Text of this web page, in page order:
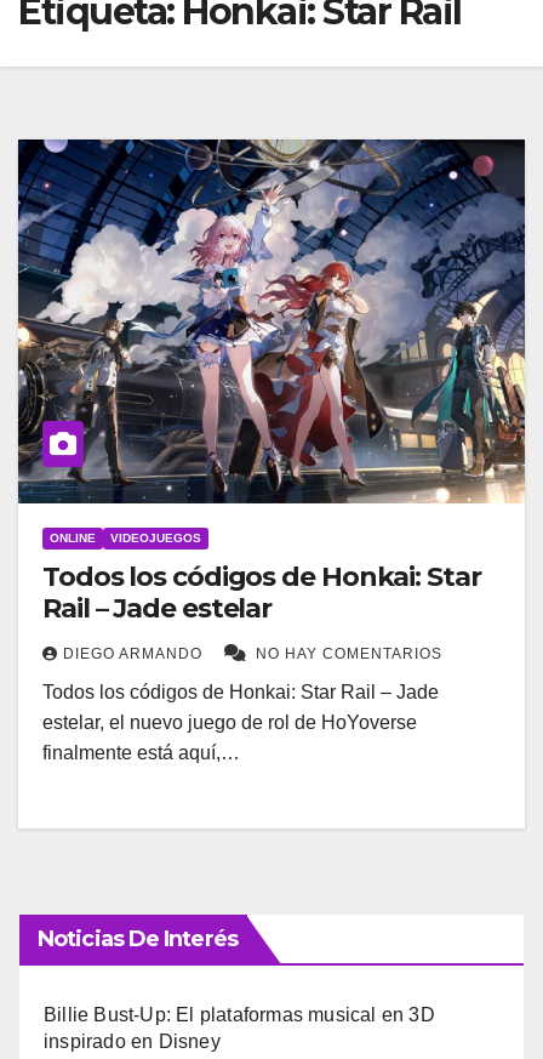
Etiqueta: Honkai: Star Rail
ONLINE VIDEOJUEGOS
Todos los códigos de Honkai: Star
Rail – Jade estelar
DIEGO ARMANDO NO HAY COMENTARIOS
Todos los códigos de Honkai: Star Rail – Jade
estelar, el nuevo juego de rol de HoYoverse
finalmente está aquí,…
Noticias De Interés
Billie Bust-Up: El plataformas musical en 3D
inspirado en Disney